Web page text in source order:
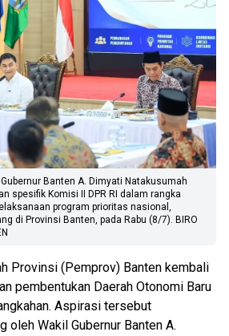
Gubernur Banten A. Dimyati Natakusumah
spesifik Komisi II DPR RI dalam rangka
program prioritas nasional,
di Provinsi Banten, pada Rabu (8/7). BIRO
Provinsi (Pemprov) Banten kembali
pembentukan Daerah Otonomi Baru
Aspirasi tersebut
oleh Wakil Gubernur Banten A.